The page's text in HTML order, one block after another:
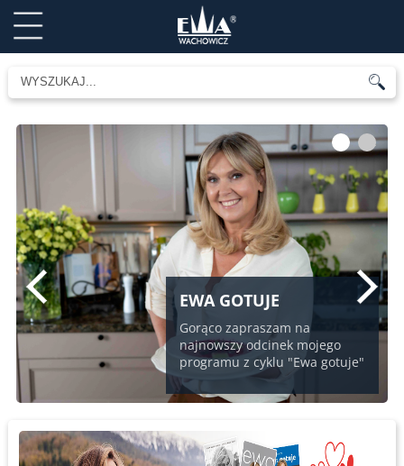
EWA GOTUJE
Gorąco zapraszam na
najnowszy odcinek mojego
programu z cyklu "Ewa gotuje"
1 2